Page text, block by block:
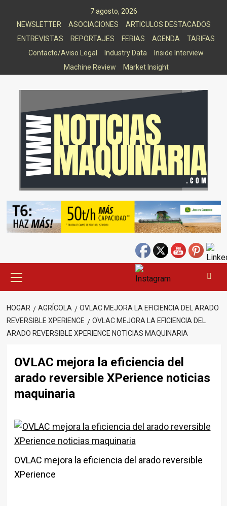
7 agosto, 2026
NEWSLETTER
ASOCIACIONES
ARTICULOS DESTACADOS
ENTREVISTAS
REPORTAJES FERIAS AGENDA
TARIFAS
Contacto/Aviso Legal
Industry Data
Inside Interview
Machine Review
Market Insight
principal
HOGAR AGRÍCOLA
OVLAC MEJORA LA EFICIENCIA DEL ARADO
REVERSIBLE XPERIENCE
OVLAC MEJORA LA EFICIENCIA DEL
ARADO REVERSIBLE XPERIENCE NOTICIAS MAQUINARIA
OVLAC mejora la eficiencia del
arado reversible XPerience noticias
maquinaria
OVLAC mejora la eficiencia del arado reversible
XPerience